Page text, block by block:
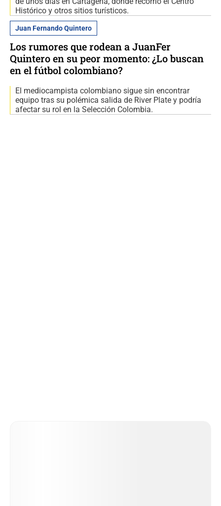
Histórico y otros sitios turísticos.
Juan Fernando Quintero
Los rumores que rodean a JuanFer
Quintero en su peor momento: ¿Lo buscan
en el fútbol colombiano?
El mediocampista colombiano sigue sin encontrar
equipo tras su polémica salida de River Plate y podría
afectar su rol en la Selección Colombia.